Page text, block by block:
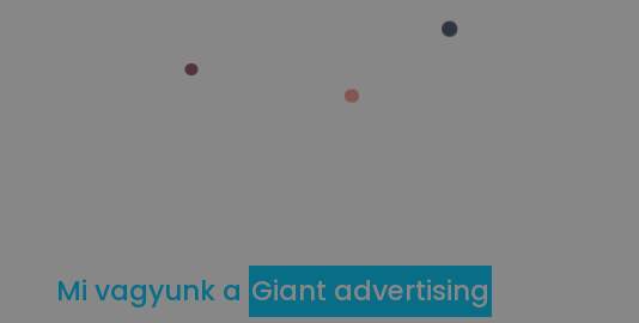
Mi vagyunk a Giant advertising